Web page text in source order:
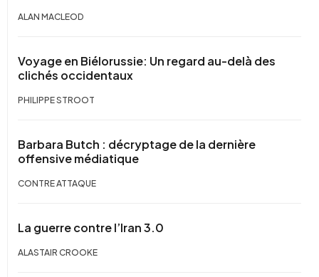
ALAN MACLEOD
Voyage en Biélorussie: Un regard au-delà des
clichés occidentaux
PHILIPPE STROOT
Barbara Butch : décryptage de la dernière
offensive médiatique
CONTRE ATTAQUE
La guerre contre l’Iran 3.0
ALASTAIR CROOKE